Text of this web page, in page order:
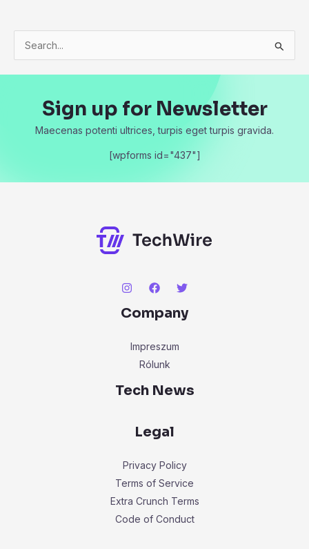
o
Sign up for Newsletter
Maecenas potenti ultrices, turpis eget turpis gravida.
[wpforms id="437"]
Company
Impreszum
Rólunk
Tech News
Legal
Privacy Policy
Terms of Service
Extra Crunch Terms
Code of Conduct